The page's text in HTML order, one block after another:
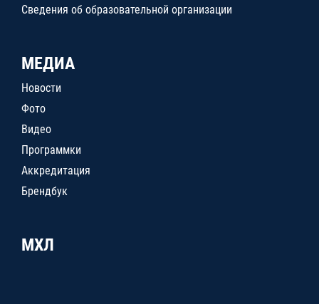
Сведения об образовательной организации
МЕДИА
Новости
Фото
Видео
Программки
Аккредитация
Брендбук
МХЛ